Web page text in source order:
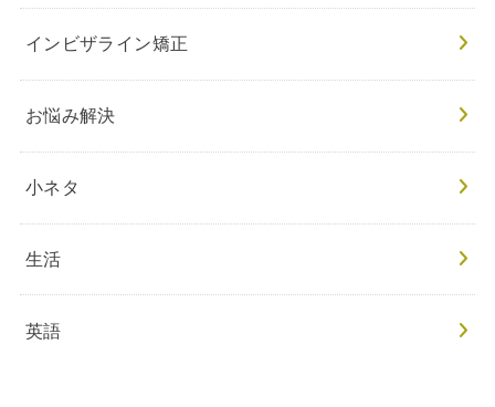
インビザライン矯正
お悩み解決
小ネタ
生活
英語